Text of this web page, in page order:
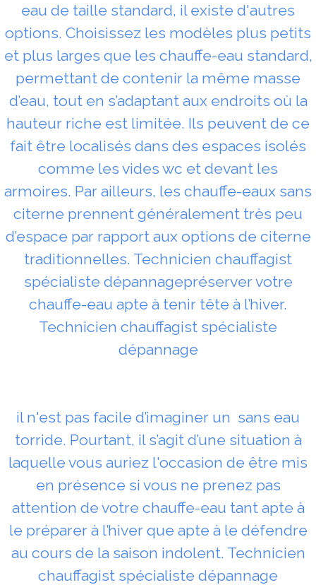
eau de taille standard, il existe d'autres
options. Choisissez les modèles plus petits
et plus larges que les chauffe-eau standard,
permettant de contenir la même masse
d’eau, tout en s’adaptant aux endroits où la
hauteur riche est limitée. Ils peuvent de ce
fait être localisés dans des espaces isolés
comme les vides wc et devant les
armoires. Par ailleurs, les chauffe-eaux sans
citerne prennent généralement très peu
d’espace par rapport aux options de citerne
traditionnelles. Technicien chauffagist
spécialiste dépannagepréserver votre
chauffe-eau apte à tenir tête à l’hiver.
Technicien chauffagist spécialiste
dépannage
il n'est pas facile d’imaginer un sans eau
torride. Pourtant, il s’agit d’une situation à
laquelle vous auriez l'occasion de être mis
en présence si vous ne prenez pas
attention de votre chauffe-eau tant apte à
le préparer à l’hiver que apte à le défendre
au cours de la saison indolent. Technicien
chauffagist spécialiste dépannage